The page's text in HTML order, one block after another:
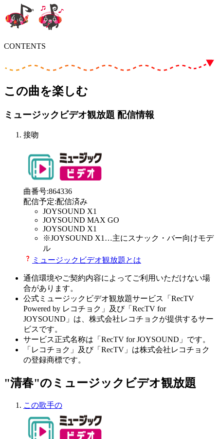
CONTENTS
この曲を楽しむ
ミュージックビデオ観放題 配信情報
接吻
曲番号:864336
配信予定:配信済み
JOYSOUND X1
JOYSOUND MAX GO
JOYSOUND X1
※JOYSOUND X1 …主にスナック・バー向けモデ
ル
ミュージックビデオ観放題とは
通信環境やご契約内容によってご利用いただけない場
合があります。
公式ミュージックビデオ観放題サービス「RecTV
Powered by レコチョク」及び「RecTV for
JOYSOUND」は、株式会社レコチョクが提供するサー
ビスです。
サービス正式名称は「RecTV for JOYSOUND」です。
「レコチョク」及び「RecTV」は株式会社レコチョク
の登録商標です。
"清春"のミュージックビデオ観放題
この歌手の